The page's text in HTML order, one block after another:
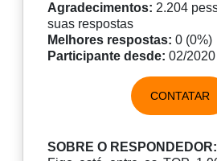
Agradecimentos: 2.204
suas respostas
Melhores respostas: 0 (0%)
Participante desde: 02/2020
CONTATAR
SOBRE O RESPONDEDOR: